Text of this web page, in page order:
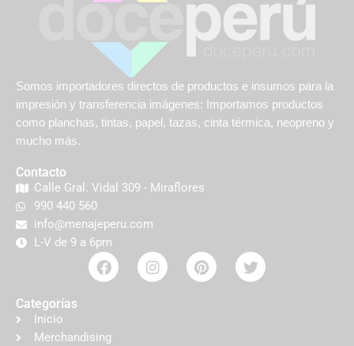
Somos importadores directos de productos e insumos para la
impresión y transferencia imágenes: Importamos productos
como planchas, tintas, papel, tazas, cinta térmica, neopreno y
mucho más.
Contacto
Calle Gral. Vidal 309 - Miraflores
990 440 560
info@menajeperu.com
L-V de 9 a 6pm
Categorías
Inicio
Merchandising